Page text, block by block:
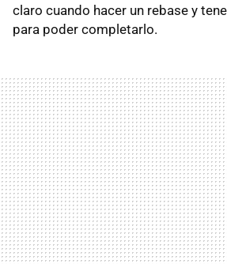
claro cuando hacer un rebase y
para poder completarlo.